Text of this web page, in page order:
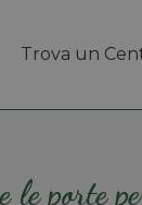
Trova un
porte